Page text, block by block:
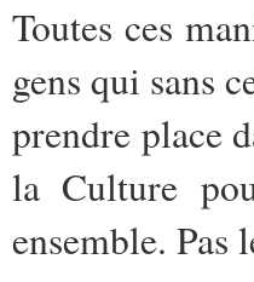
Toutes ces
gens qui sans
prendre place
la Culture
ensemble. Pas